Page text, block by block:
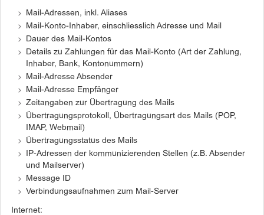
Mail-Adressen, inkl. Aliases
Mail-Konto-Inhaber, einschliesslich Adresse und Mail
Dauer des Mail-Kontos
Details zu Zahlungen für das Mail-Konto (Art der Zahlung,
Inhaber, Bank, Kontonummern)
Mail-Adresse Absender
Mail-Adresse Empfänger
Zeitangaben zur Übertragung des Mails
Übertragungsprotokoll, Übertragungsart des Mails (POP,
IMAP, Webmail)
Übertragungsstatus des Mails
IP-Adressen der kommunizierenden Stellen (z.B. Absender
und Mailserver)
Message ID
Verbindungsaufnahmen zum Mail-Server
Internet: